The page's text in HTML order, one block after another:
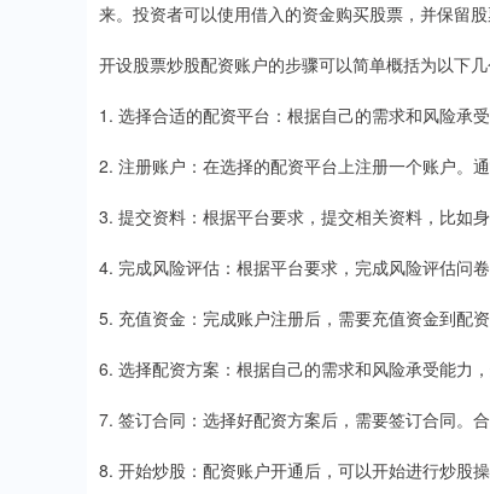
来。投资者可以使用借入的资金购买股票，并保留股
开设股票炒股配资账户的步骤可以简单概括为以下几
1. 选择合适的配资平台：根据自己的需求和风险承
2. 注册账户：在选择的配资平台上注册一个账户。
3. 提交资料：根据平台要求，提交相关资料，比如
4. 完成风险评估：根据平台要求，完成风险评估问
5. 充值资金：完成账户注册后，需要充值资金到配
6. 选择配资方案：根据自己的需求和风险承受能力
7. 签订合同：选择好配资方案后，需要签订合同。
8. 开始炒股：配资账户开通后，可以开始进行炒股